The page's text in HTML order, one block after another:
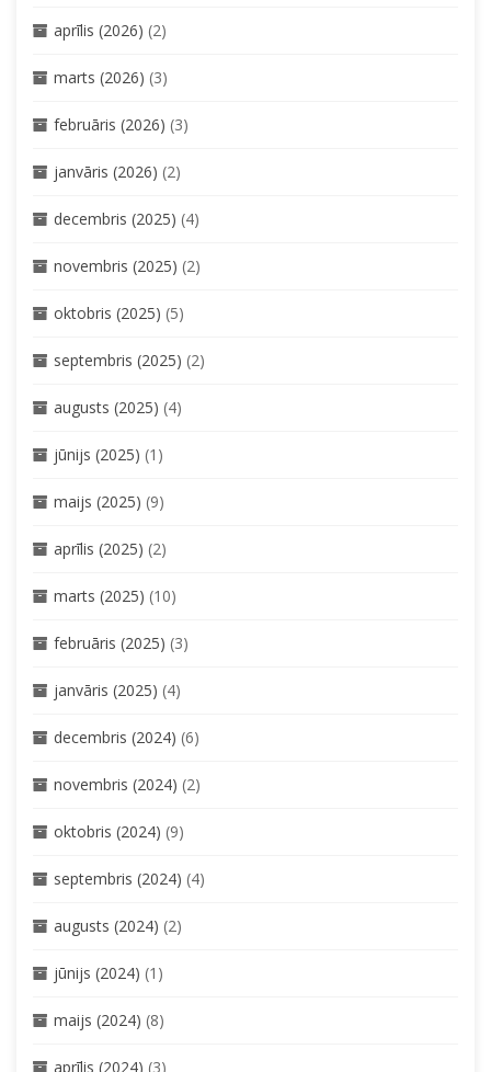
aprīlis (2026) (2)
marts (2026) (3)
februāris (2026) (3)
janvāris (2026) (2)
decembris (2025) (4)
novembris (2025) (2)
oktobris (2025) (5)
septembris (2025) (2)
augusts (2025) (4)
jūnijs (2025) (1)
maijs (2025) (9)
aprīlis (2025) (2)
marts (2025) (10)
februāris (2025) (3)
janvāris (2025) (4)
decembris (2024) (6)
novembris (2024) (2)
oktobris (2024) (9)
septembris (2024) (4)
augusts (2024) (2)
jūnijs (2024) (1)
maijs (2024) (8)
aprīlis (2024) (3)